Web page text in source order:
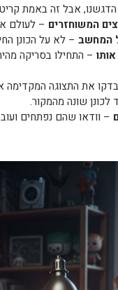
אבל זה באמת
המשוחזרים – לעולם
המחשב – לא על הכונן
– התחילו בסריקה
את התצוגה המקדימה
לכונן שונה מהמקור.
– וודאו שהם נפתחים